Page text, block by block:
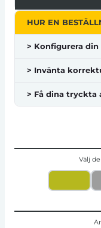
HUR EN
> Konfigurera
> Invänta
> Få dina tryckta
Välj